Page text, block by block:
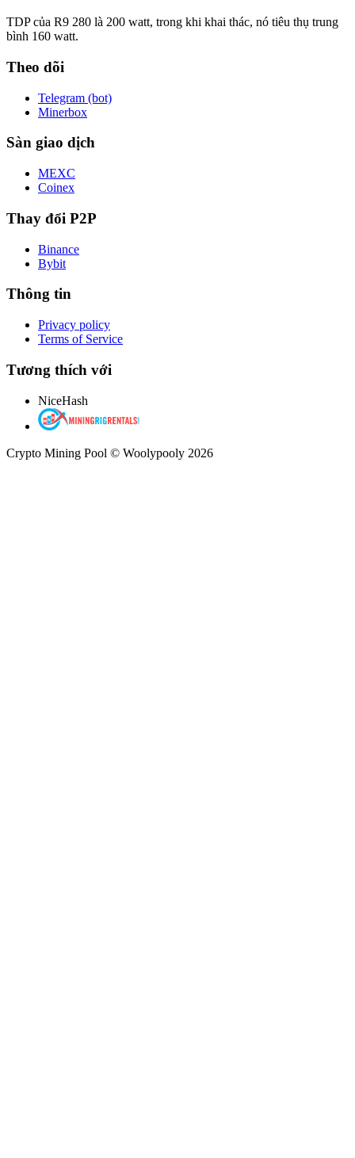
TDP của R9 280 là 200 watt, trong khi khai thác, nó tiêu thụ trung
bình 160 watt.
Theo dõi
Telegram (bot)
Minerbox
Sàn giao dịch
MEXC
Coinex
Thay đổi P2P
Binance
Bybit
Thông tin
Privacy policy
Terms of Service
Tương thích với
NiceHash
Crypto Mining Pool © Woolypooly 2026